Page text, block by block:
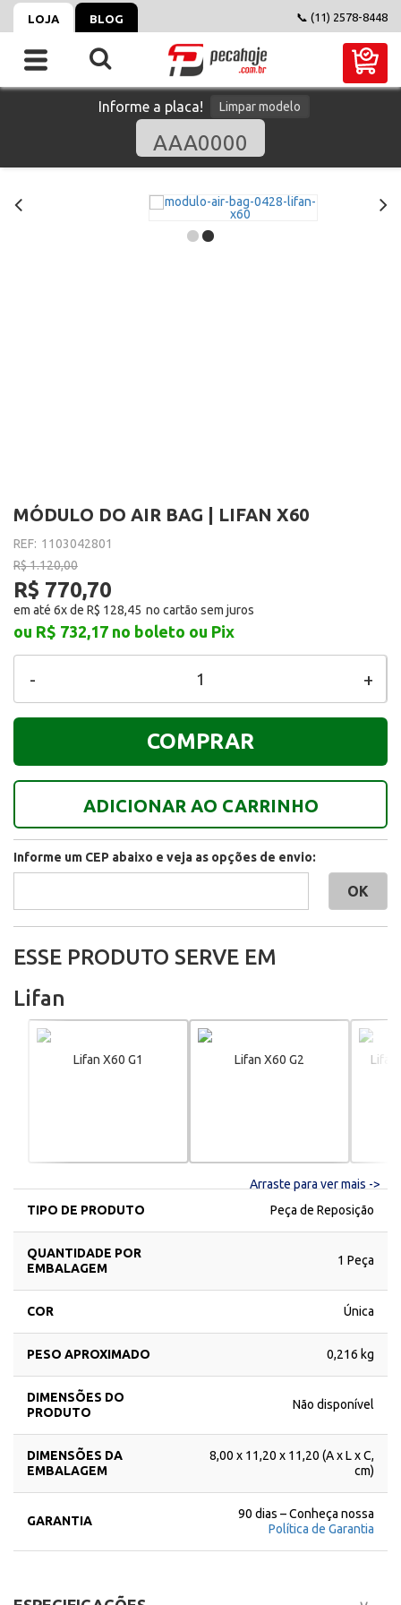
LOJA BLOG 📞 (11) 2578-8448
Informe a placa! Limpar modelo
MÓDULO DO AIR BAG | LIFAN X60
REF: 1103042801
R$ 1.120,00
R$ 770,70
em até 6x de R$ 128,45
ou R$ 732,17 no boleto ou Pix
+
-
ADICIONAR AO CARRINHO
COMPRAR
Informe um CEP abaixo e veja as opções de envio:
ESSE PRODUTO SERVE EM
Lifan
Lifan X60 G1 Lifan X60 G2 Lifan
Arraste para ver mais ->
TIPO DE PRODUTO
Peça de Reposição
QUANTIDADE POR
EMBALAGEM
1 Peça
COR Única
PESO APROXIMADO 0,216 kg
DIMENSÕES DO
PRODUTO
Não disponível
DIMENSÕES DA
EMBALAGEM
8,00 x 11,20 x 11,20 (A x L x C,
cm)
GARANTIA
90 dias – Conheça nossa
Política de Garantia